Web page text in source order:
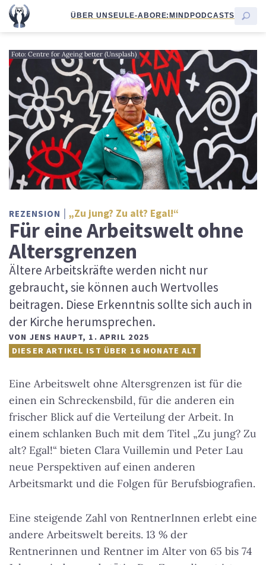
ÜBER UNSEULE-ABORE:MINDPODCASTS
Foto: Centre for Ageing better (Unsplash)
REZENSION „Zu jung? Zu alt? Egal!“
Für eine Arbeitswelt ohne
Altersgrenzen
Ältere Arbeitskräfte werden nicht nur
gebraucht, sie können auch Wertvolles
beitragen. Diese Erkenntnis sollte sich auch in
der Kirche herumsprechen.
VON JENS HAUPT, 1. APRIL 2025
DIESER ARTIKEL IST ÜBER 16 MONATE ALT
Eine Arbeitswelt ohne Altersgrenzen ist für die
einen ein Schreckensbild, für die anderen ein
frischer Blick auf die Verteilung der Arbeit. In
einem schlanken Buch mit dem Titel „Zu jung? Zu
alt? Egal!“ bieten Clara Vuillemin und Peter Lau
neue Perspektiven auf einen anderen
Arbeitsmarkt und die Folgen für Berufsbiografien.
Eine steigende Zahl von RentnerInnen erlebt eine
andere Arbeitswelt bereits. 13 % der
Rentnerinnen und Rentner im Alter von 65 bis 74